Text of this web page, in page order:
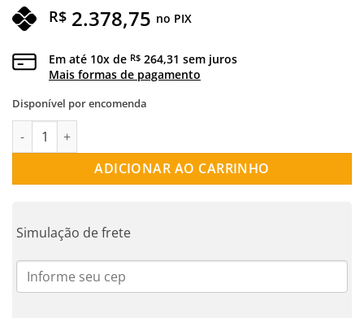
R$ 2.378,75 no PIX
Em até 10x de R$ 264,31 sem juros
Mais formas de pagamento
Disponível por encomenda
BRINCO OURO PETALA quantidade
ADICIONAR AO CARRINHO
Simulação de frete